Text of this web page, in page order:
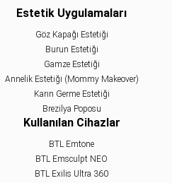
Estetik Uygulamaları
Göz Kapağı Estetiği
Burun Estetiği
Gamze Estetiği
Annelik Estetiği (Mommy Makeover)
Karın Germe Estetiği
Brezilya Poposu
Kullanılan Cihazlar
BTL Emtone
BTL Emsculpt NEO
BTL Exilis Ultra 360